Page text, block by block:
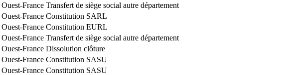
Ouest-France Transfert de siège social autre département
Ouest-France Constitution SARL
Ouest-France Constitution EURL
Ouest-France Transfert de siège social autre département
Ouest-France Dissolution clôture
Ouest-France Constitution SASU
Ouest-France Constitution SASU